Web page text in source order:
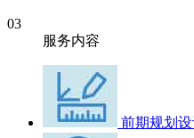
03
服务内容
前期规划